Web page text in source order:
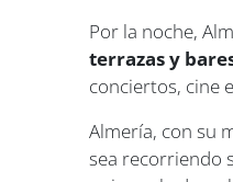
Por la noche,
terrazas y
conciertos, cine
Almería, con su
sea recorriendo